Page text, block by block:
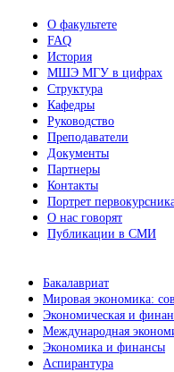
О факультете
FAQ
История
МШЭ МГУ в цифрах
Структура
Кафедры
Руководство
Преподаватели
Документы
Партнеры
Контакты
Портрет
О нас говорят
Публикации в СМИ
Бакалавриат
Мировая экономика:
Экономическая и
Международная
Экономика и финансы
Аспирантура